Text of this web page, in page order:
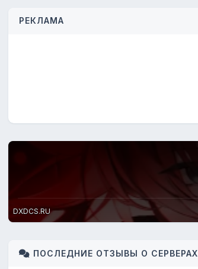
РЕКЛАМА
DXDCS.RU
ПОСЛЕДНИЕ ОТЗЫВЫ О СЕРВЕРАХ